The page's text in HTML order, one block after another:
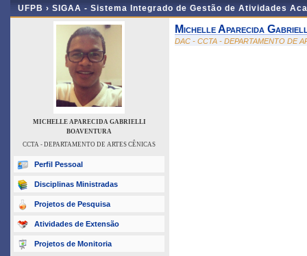
UFPB › SIGAA - Sistema Integrado de Gestão de Atividades
MICHELLE APARECIDA GABRIELLI
BOAVENTURA
CCTA - DEPARTAMENTO DE ARTES CÊNICAS
Perfil Pessoal
Disciplinas Ministradas
Projetos de Pesquisa
Atividades de Extensão
Projetos de Monitoria
Michelle Aparecida
DAC - CCTA - DEPARTAMENTO DE